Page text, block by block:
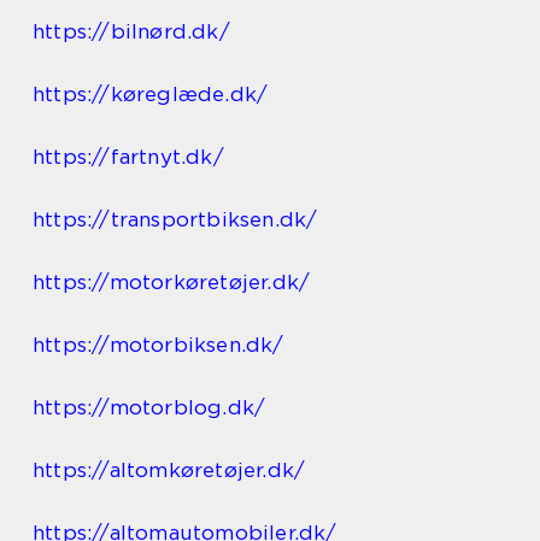
https://bilnørd.dk/
https://køreglæde.dk/
https://fartnyt.dk/
https://transportbiksen.dk/
https://motorkøretøjer.dk/
https://motorbiksen.dk/
https://motorblog.dk/
https://altomkøretøjer.dk/
https://altomautomobiler.dk/